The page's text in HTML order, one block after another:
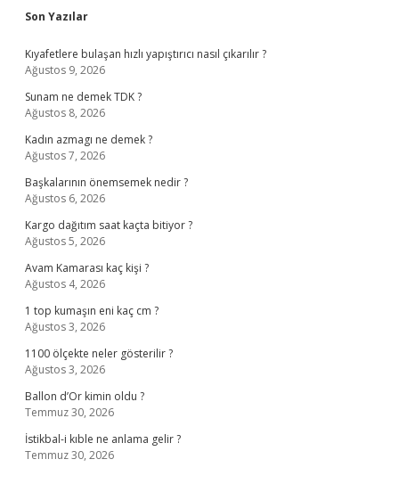
Sidebar
Son Yazılar
Kıyafetlere bulaşan hızlı yapıştırıcı nasıl çıkarılır ?
Ağustos 9, 2026
Sunam ne demek TDK ?
Ağustos 8, 2026
Kadın azmagı ne demek ?
Ağustos 7, 2026
Başkalarının önemsemek nedir ?
Ağustos 6, 2026
Kargo dağıtım saat kaçta bitiyor ?
Ağustos 5, 2026
Avam Kamarası kaç kişi ?
Ağustos 4, 2026
1 top kumaşın eni kaç cm ?
Ağustos 3, 2026
1100 ölçekte neler gösterilir ?
Ağustos 3, 2026
Ballon d’Or kimin oldu ?
Temmuz 30, 2026
İstikbal-i kıble ne anlama gelir ?
Temmuz 30, 2026